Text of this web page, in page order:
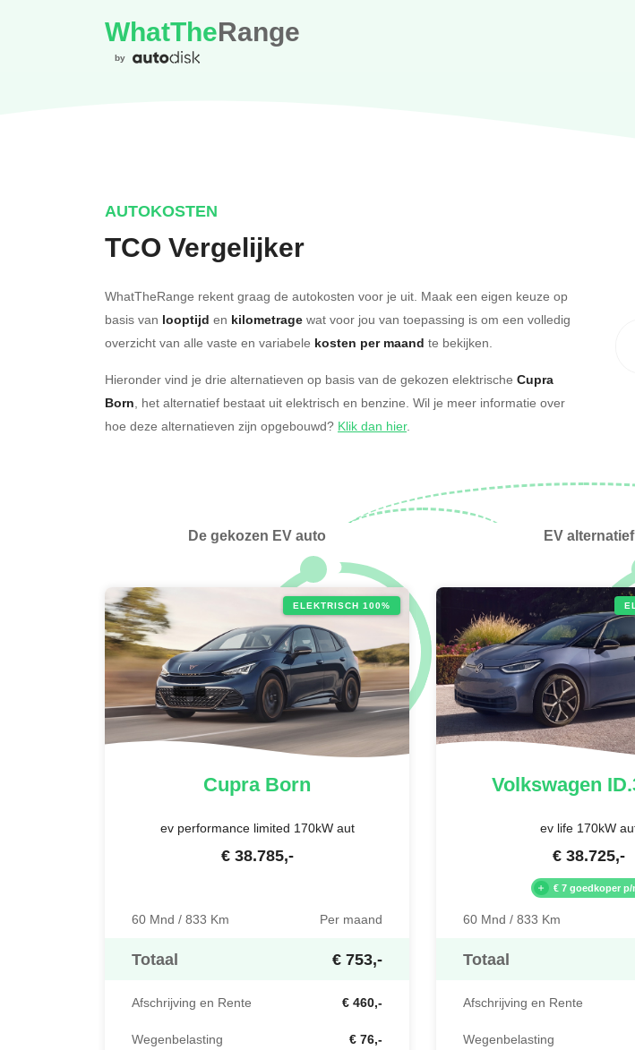
WhatTheRange
by
AUTOKOSTEN
TCO Vergelijker
WhatTheRange rekent graag de autokosten voor je uit. Maak een eigen keuze op
basis van looptijd en kilometrage wat voor jou van toepassing is om een volledig
overzicht van alle vaste en variabele kosten per maand te bekijken.
Hieronder vind je drie alternatieven op basis van de gekozen elektrische Cupra
Born, het alternatief bestaat uit elektrisch en benzine. Wil je meer informatie over
hoe deze alternatieven zijn opgebouwd? Klik dan hier.
De gekozen EV auto
ELEKTRISCH 100%
CupraBorn
ev performance limited 170kW aut
€ 38.785,-
60 Mnd / 833 Km Per maand
Totaal € 753,-
Afschrijving en Rente € 460,-
Wegenbelasting € 76,-
EV alternatief
Volkswagen
ev life 170kW
€ 38.725,-
€ 7 goedkoper p/
60 Mnd / 833 Km
Totaal
Afschrijving en Rente
Wegenbelasting